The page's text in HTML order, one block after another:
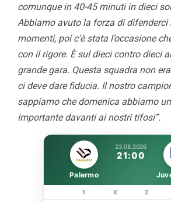
comunque in 40-45 minuti in dieci
Abbiamo avuto la forza di difenderci
momenti, poi c’è stata l’occasione
con il rigore. È sul dieci contro dieci
grande gara. Questa squadra non
ci deve dare fiducia. Il nostro
sappiamo che domenica abbiamo
importante davanti ai nostri tifosi”.
23.08.2026
21:00
Palermo
1 X 2